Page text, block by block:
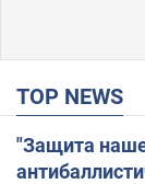
TOP NEWS
"Защита